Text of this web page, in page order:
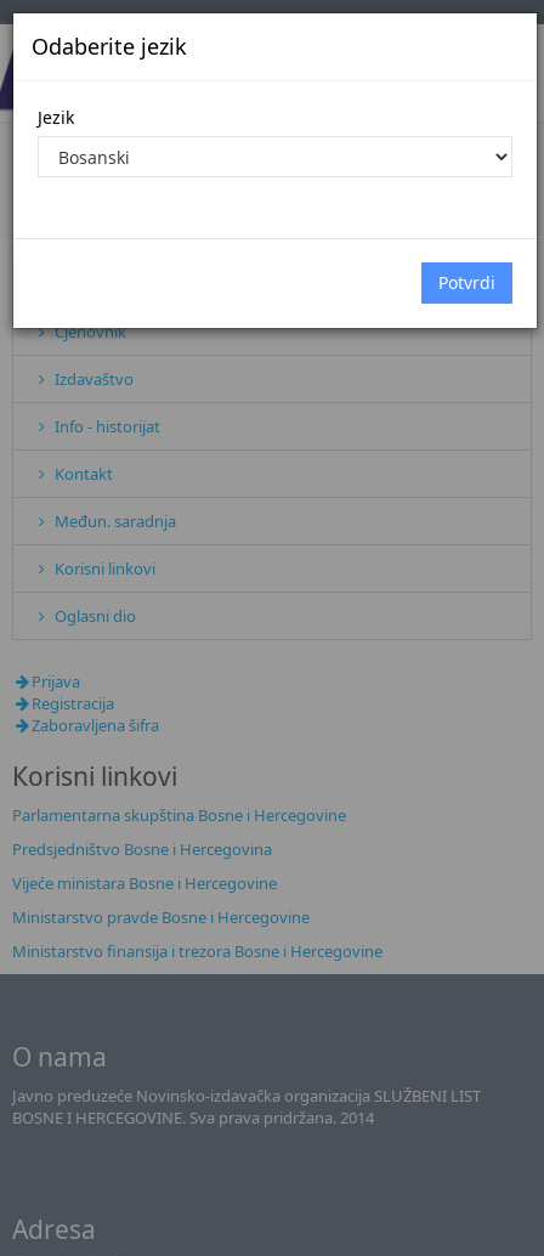
Odaberite jezik
Jezik
Кorisni linkovi
Cjenovnik
Izdavaštvo
Info - historijat
Kontakt
Međun. saradnja
Korisni linkovi
Oglasni dio
Prijava
Registracija
Zaboravljena šifra
Кorisni linkovi
Parlamentarna skupština Bosne i Hercegovine
Predsjedništvo Bosne i Hercegovina
Vijeće ministara Bosne i Hercegovine
Ministarstvo pravde Bosne i Hercegovine
Ministarstvo finansija i trezora Bosne i Hercegovine
O nama
Javno preduzeće Novinsko-izdavačka organizacija SLUŽBENI LIST
BOSNE I HERCEGOVINE. Sva prava pridržana. 2014
Adresa